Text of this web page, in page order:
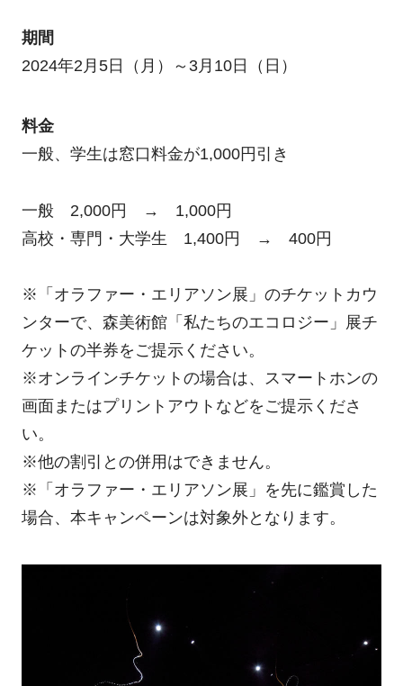
期間
2024年2月5日（月）～3月10日（日）
料金
一般、学生は窓口料金が1,000円引き
一般 2,000円 → 1,000円
高校・専門・大学生 1,400円 → 400円
※「オラファー・エリアソン展」のチケットカウ
ンターで、森美術館「私たちのエコロジー」展チ
ケットの半券をご提示ください。
※オンラインチケットの場合は、スマートホンの
画面またはプリントアウトなどをご提示くださ
い。
※他の割引との併用はできません。
※「オラファー・エリアソン展」を先に鑑賞した
場合、本キャンペーンは対象外となります。